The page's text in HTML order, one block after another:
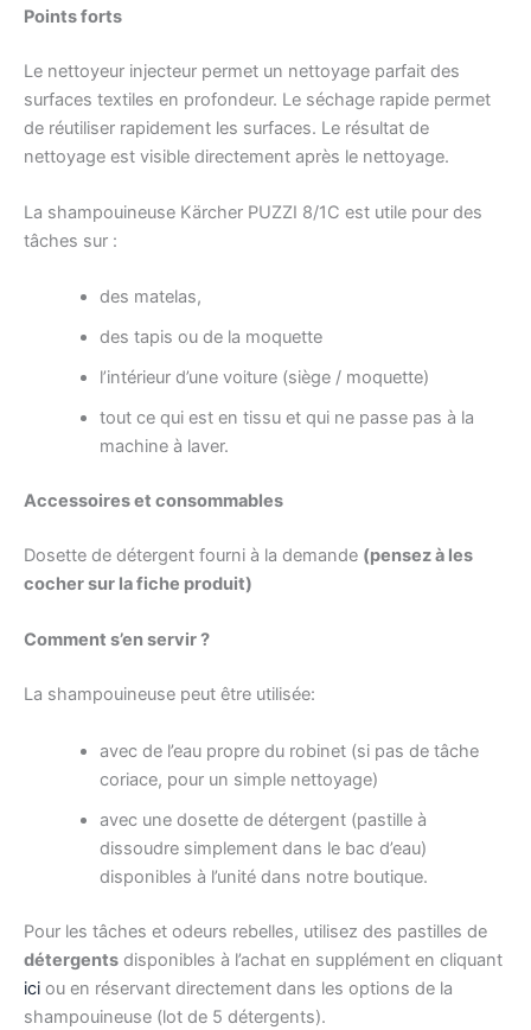
Points forts
Le nettoyeur injecteur permet un nettoyage parfait des
surfaces textiles en profondeur. Le séchage rapide permet
de réutiliser rapidement les surfaces. Le résultat de
nettoyage est visible directement après le nettoyage.
La shampouineuse Kärcher PUZZI 8/1C est utile pour des
tâches sur :
des matelas,
des tapis ou de la moquette
l’intérieur d’une voiture (siège / moquette)
tout ce qui est en tissu et qui ne passe pas à la
machine à laver.
Accessoires et consommables
Dosette de détergent fourni à la demande (pensez à les
cocher sur la fiche produit)
Comment s’en servir ?
La shampouineuse peut être utilisée:
avec de l’eau propre du robinet (si pas de tâche
coriace, pour un simple nettoyage)
avec une dosette de détergent (pastille à
dissoudre simplement dans le bac d’eau)
disponibles à l’unité dans notre boutique.
Pour les tâches et odeurs rebelles, utilisez des pastilles de
détergents disponibles à l’achat en supplément en cliquant
ici ou en réservant directement dans les options de la
shampouineuse (lot de 5 détergents).